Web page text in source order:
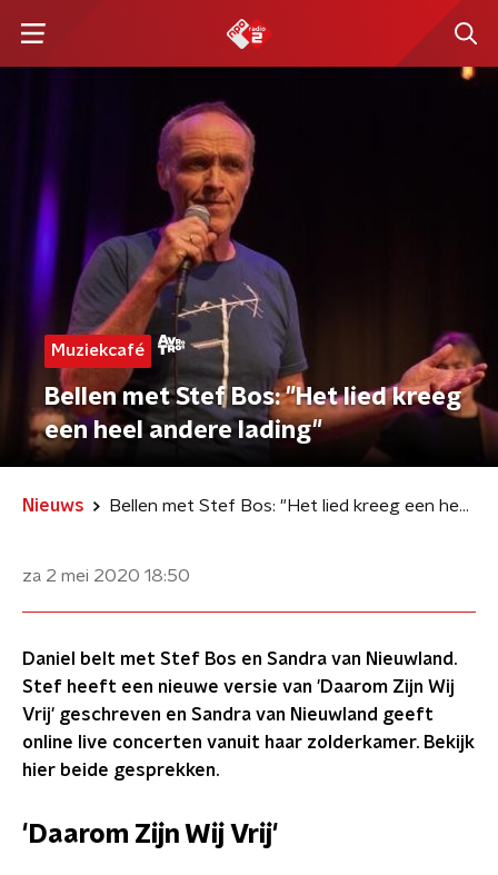
Muziekcafé
Bellen met Stef Bos: "Het lied kreeg
een heel andere lading"
Nieuws Bellen met Stef Bos: "Het lied kreeg een heel andere lading"
za 2 mei 2020 18:50
Daniel belt met Stef Bos en Sandra van Nieuwland.
Stef heeft een nieuwe versie van 'Daarom Zijn Wij
Vrij' geschreven en Sandra van Nieuwland geeft
online live concerten vanuit haar zolderkamer. Bekijk
hier beide gesprekken.
'Daarom Zijn Wij Vrij'